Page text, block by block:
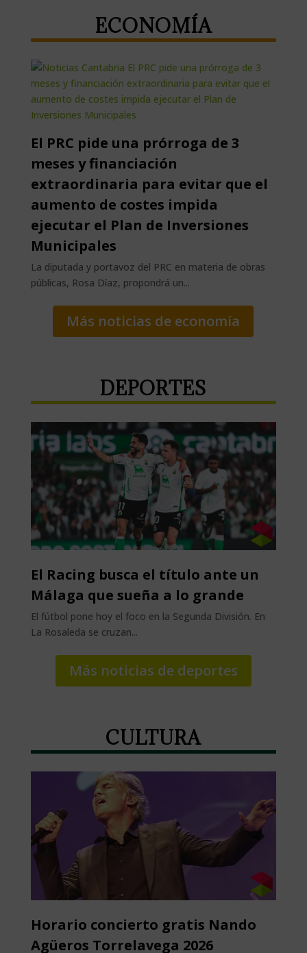
ECONOMÍA
El PRC pide una prórroga de 3
meses y financiación
extraordinaria para evitar que el
aumento de costes impida
ejecutar el Plan de Inversiones
Municipales
La diputada y portavoz del PRC en materia de obras
públicas, Rosa Díaz, propondrá un...
Más noticias de economía
DEPORTES
El Racing busca el título ante un
Málaga que sueña a lo grande
El fútbol pone hoy el foco en la Segunda División. En
La Rosaleda se cruzan...
Más noticias de deportes
CULTURA
Horario concierto gratis Nando
Agüeros Torrelavega 2026